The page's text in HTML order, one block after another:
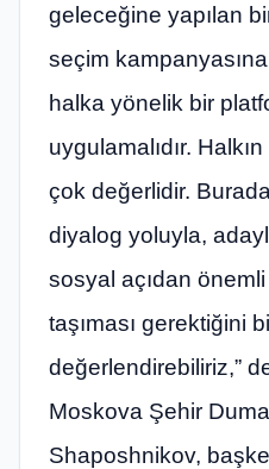
geleceğine yapılan
seçim
halka yönelik bir
uygulamalıdır.
çok değerlidir.
diyalog yoluyla,
sosyal açıdan
taşıması gerektiğini
değerlendirebiliriz,”
Moskova Şehir
Shaposhnikov,